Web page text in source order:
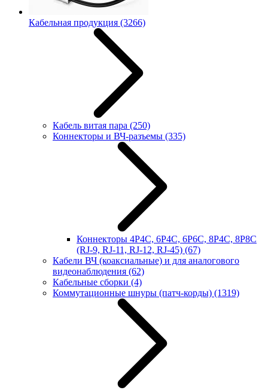
Кабельная продукция (3266)
Кабель витая пара (250)
Коннекторы и ВЧ-разъемы (335)
Коннекторы 4P4C, 6P4C, 6P6C, 8P4C, 8P8C
(RJ-9, RJ-11, RJ-12, RJ-45) (67)
Кабели ВЧ (коаксиальные) и для аналогового
видеонаблюдения (62)
Кабельные сборки (4)
Коммутационные шнуры (патч-корды) (1319)